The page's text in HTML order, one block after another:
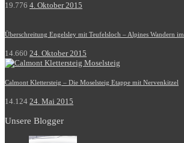
19.776 4. Oktober 2015
Überschreitung Engelsley mit Teufelsloch – Alpines Wandern
14.660 24. Oktober 2015
Calmont Klettersteig – Die Moselsteig Etappe mit Nervenkitzel
14.124 24. Mai 2015
Unsere Blogger